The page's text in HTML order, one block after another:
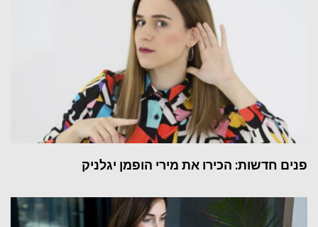
פנים חדשות: הכירו את מירי הופמן יגלניק